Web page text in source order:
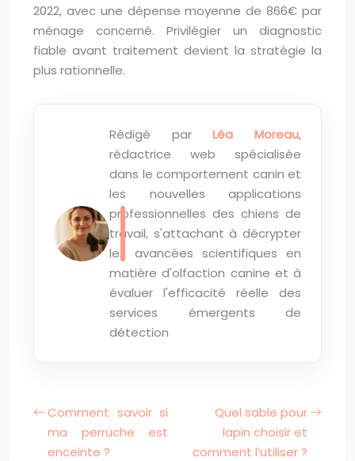
2022, avec une dépense moyenne de 866€ par
ménage concerné. Privilégier un diagnostic
fiable avant traitement devient la stratégie la
plus rationnelle.
Rédigé parLéa Moreau,
rédactrice web spécialisée
dans le comportement canin et
les nouvelles applications
professionnelles des chiens de
travail, s'attachant à décrypter
les avancées scientifiques en
matière d'olfaction canine et à
évaluer l'efficacité réelle des
services émergents de
détection
Comment savoir si
ma perruche est
enceinte ?
Quel sable pour
lapin choisir et
comment l’utiliser ?